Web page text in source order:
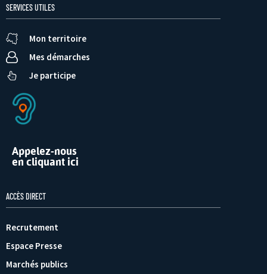
SERVICES UTILES
Mon territoire
Mes démarches
Je participe
Appelez-nous
en cliquant ici
ACCÈS DIRECT
Recrutement
Espace Presse
Marchés publics